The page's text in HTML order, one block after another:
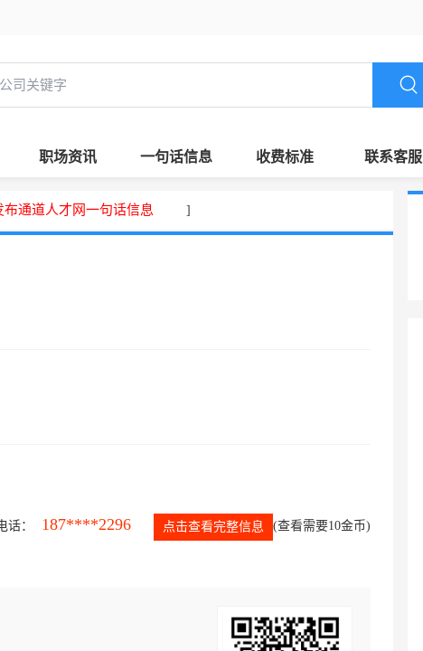
职场资讯 一句话信息 收费标准 联系客服
布通道人才网一句话信息 ]
话： 187****2296 点击查看完整信息 (查看需要10金币)